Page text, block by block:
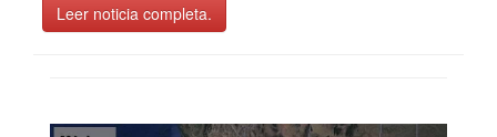
Leer noticia completa.